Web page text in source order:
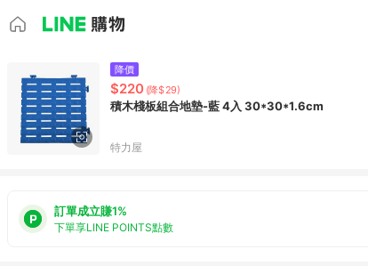
降價
$220 (降$29)
積木棧板組合地墊-藍 4入 30*30*1.6cm
特力屋
訂單成立賺1%
下單享LINE POINTS點數